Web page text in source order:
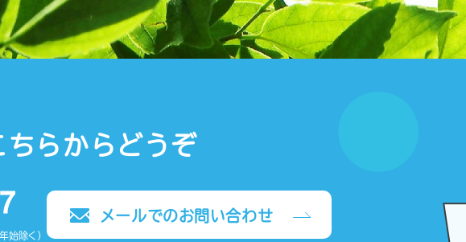
らからどうぞ
始除く）
メールでのお問い合わせ